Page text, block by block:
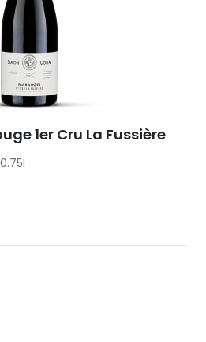
1er Cru La Fussière
0.75l